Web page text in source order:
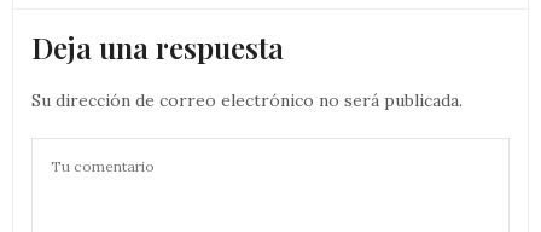
Deja una respuesta
Su dirección de correo electrónico no será publicada.